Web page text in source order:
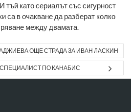
тъй като сериалът със сигурност
са в очакване да разберат колко
между двамата.
ОЩЕ СТРАДА ЗА ИВАН ЛАСКИН
ПО КАНАБИС